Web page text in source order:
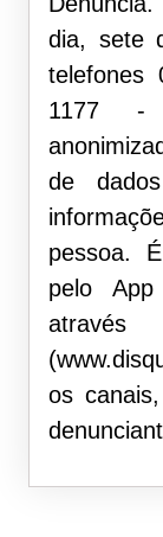
dia, sete
telefones
1177 -
de
pessoa.
pelo
os